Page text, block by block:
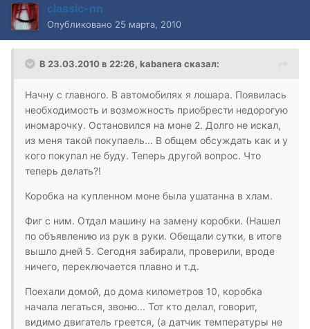
classic-nn
Опубликовано 25 марта, 2010
В 23.03.2010 в 22:26, kabanera сказал:
Начну с главного. В автомобилях я лошара. Появилась
необходимость и возможность приобрести недорогую
иномарочку. Остановился на моне 2. Долго не искал,
из меня такой покупаель... В общем обсуждать как и у
кого покупал не буду. Теперь другой вопрос. Что
теперь делать?!
Коробка на купленном моне была ушатанна в хлам.
Фиг с ним. Отдал машину на замену коробки. (Нашел
по объявлению из рук в руки. Обещали сутки, в итоге
вышло дней 5. Сегодня забирали, проверили, вроде
ничего, переключается плавно и т.д.
Поехали домой, до дома километров 10, коробка
начала легаться, звоню... Тот кто делал, говорит,
видимо двигатель греется, (а датчик температуры не